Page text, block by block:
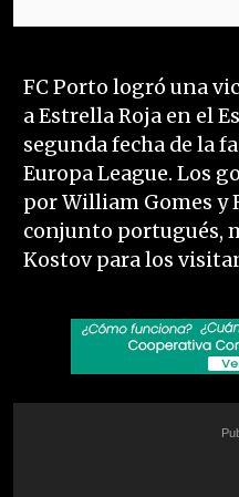
FC Porto logró una
a Estrella Roja en el
segunda fecha de la
Europa League. Los
por William Gomes y
conjunto portugués,
Kostov para los